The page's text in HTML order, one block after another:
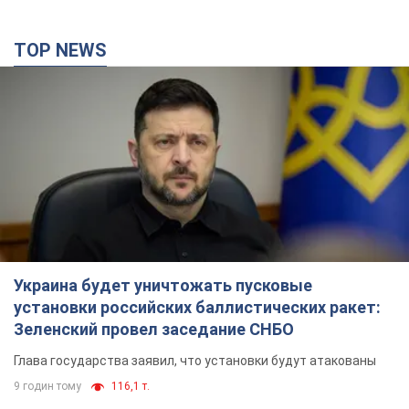
TOP NEWS
Украина будет уничтожать пусковые
установки российских баллистических ракет:
Зеленский провел заседание СНБО
Глава государства заявил, что установки будут атакованы
9 годин тому 116,1 т.